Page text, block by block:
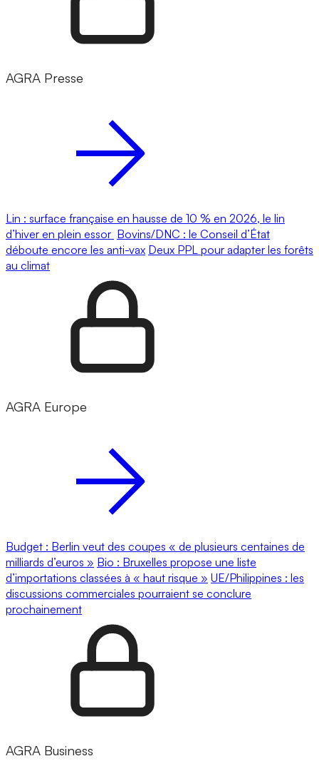
AGRA Presse
Lin : surface française en hausse de 10 % en 2026, le lin
d’hiver en plein essor Bovins/DNC : le Conseil d’État
déboute encore les anti-vax Deux PPL pour adapter les forêts
au climat
AGRA Europe
Budget : Berlin veut des coupes « de plusieurs centaines de
milliards d’euros » Bio : Bruxelles propose une liste
d’importations classées à « haut risque » UE/Philippines : les
discussions commerciales pourraient se conclure
prochainement
AGRA Business